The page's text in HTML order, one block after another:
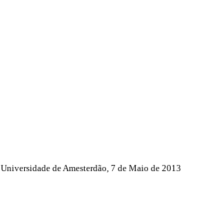
Universidade de Amesterdão, 7 de Maio de 2013